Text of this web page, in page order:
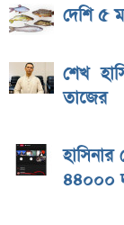
দেশি ৫
শেখ
তাজের
৪৪০০০